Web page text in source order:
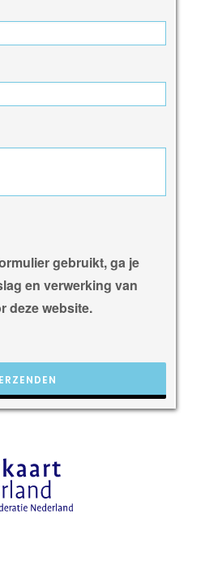
gebruikt, ga je
en verwerking van
deze website.